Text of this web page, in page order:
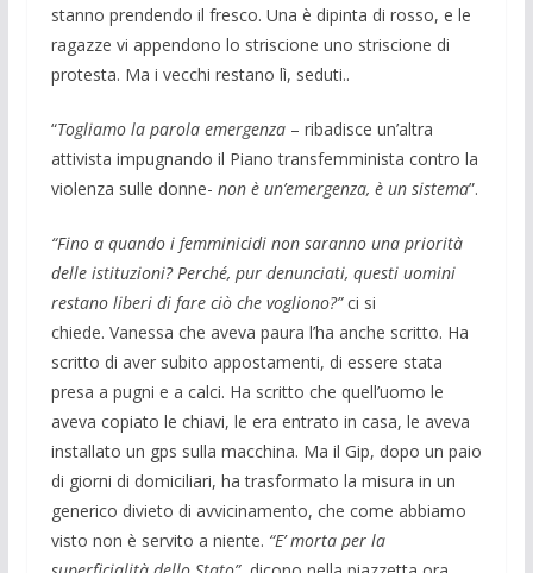
stanno prendendo il fresco. Una è dipinta di rosso, e le
ragazze vi appendono lo striscione uno striscione di
protesta. Ma i vecchi restano lì, seduti..
“Togliamo la parola emergenza– ribadisce un’altra
attivista impugnando il Piano transfemminista contro la
violenza sulle donne- non è un’emergenza, è un sistema”.
“Fino a quando i femminicidi non saranno una priorità
delle istituzioni? Perché, pur denunciati, questi uomini
restano liberi di fare ciò che vogliono?”ci si
chiede. Vanessa che aveva paura l’ha anche scritto. Ha
scritto di aver subito appostamenti, di essere stata
presa a pugni e a calci. Ha scritto che quell’uomo le
aveva copiato le chiavi, le era entrato in casa, le aveva
installato un gps sulla macchina. Ma il Gip, dopo un paio
di giorni di domiciliari, ha trasformato la misura in un
generico divieto di avvicinamento, che come abbiamo
visto non è servito a niente. “E’ morta per la